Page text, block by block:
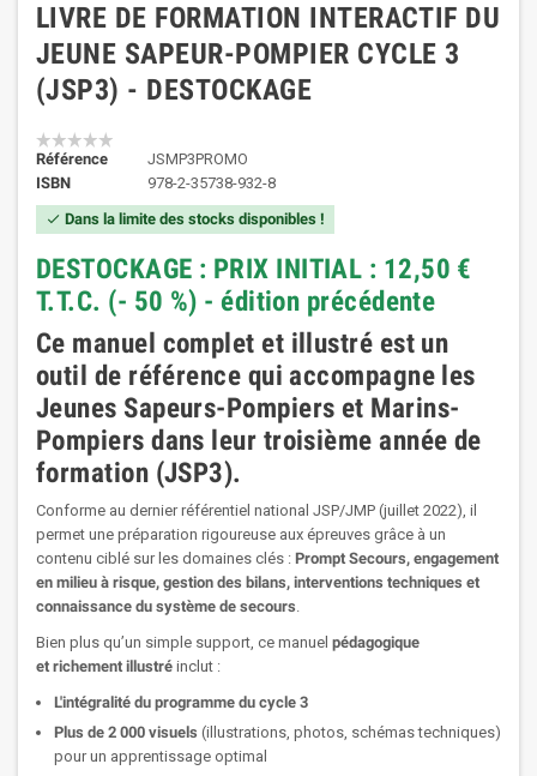
LIVRE DE FORMATION INTERACTIF DU
JEUNE SAPEUR-POMPIER CYCLE 3
(JSP3) - DESTOCKAGE
Référence
JSMP3PROMO
ISBN
978-2-35738-932-8
check Dans la limite des stocks disponibles !
DESTOCKAGE : PRIX INITIAL : 12,50 €
T.T.C. (- 50 %) - édition précédente
Ce manuel complet et illustré est un
outil de référence qui accompagne les
Jeunes Sapeurs-Pompiers et Marins-
Pompiers dans leur troisième année de
formation (JSP3).
Conforme au dernier référentiel national JSP/JMP (juillet 2022), il
permet une préparation rigoureuse aux épreuves grâce à un
contenu ciblé sur les domaines clés : Prompt Secours, engagement
en milieu à risque, gestion des bilans, interventions techniques et
connaissance du système de secours.
Bien plus qu’un simple support, ce manuel pédagogique
et richement illustré inclut :
L'intégralité du programme du cycle 3
Plus de 2 000 visuels (illustrations, photos, schémas techniques)
pour un apprentissage optimal